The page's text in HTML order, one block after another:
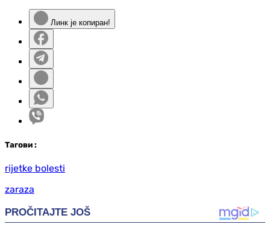
Линк је копиран!
Тагови :
rijetke bolesti
zaraza